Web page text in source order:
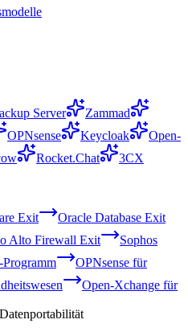
Server
Zammad
OPNsense Keycloak
Open-
Rocket.Chat
3CX
Exit
Oracle Database Exit
Alto Firewall Exit
Sophos
OPNsense für
Open-Xchange für